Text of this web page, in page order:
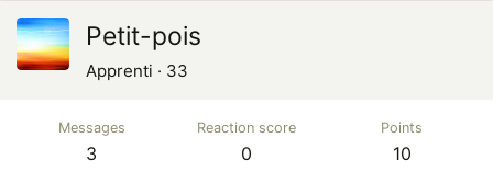
Petit-pois
Apprenti · 33
Messages
3
Reaction score
0
Points
10